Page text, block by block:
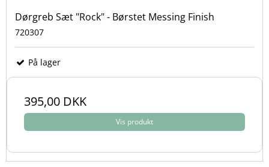
Dørgreb Sæt "Rock" - Børstet Messing Finish
720307
På lager
395,00 DKK
Vis produkt